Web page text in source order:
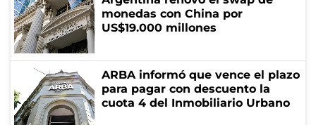
monedas con China por
US$19.000 millones
ARBA informó que vence el plazo
para pagar con descuento la
cuota 4 del Inmobiliario Urbano